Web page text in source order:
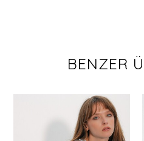
BENZER